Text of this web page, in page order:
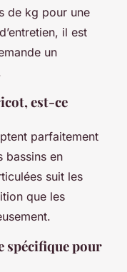
de kg pour une
il est
un
est-ce
parfaitement
bassins en
suit les
que les
spécifique pour